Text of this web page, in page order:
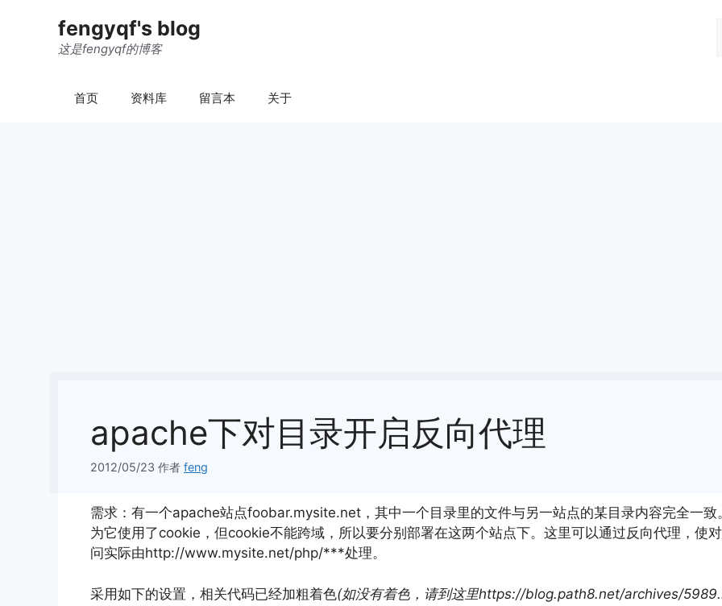
fengyqf's blog
这是fengyqf的博客
首页 资料库 留言本 关于
apache下对目录开启反向代理
2012/05/23 作者 feng
需求：有一个apache站点foobar.mysite.net，其中一个目录里的文件与另一站点的某目录内容完全一
为它使用了cookie，但cookie不能跨域，所以要分别部署在这两个站点下。这里可以通过反向代理，
问实际由http://www.mysite.net/php/***处理。
采用如下的设置，相关代码已经加粗着色(如没有着色，请到这里https://blog.path8.net/archives/